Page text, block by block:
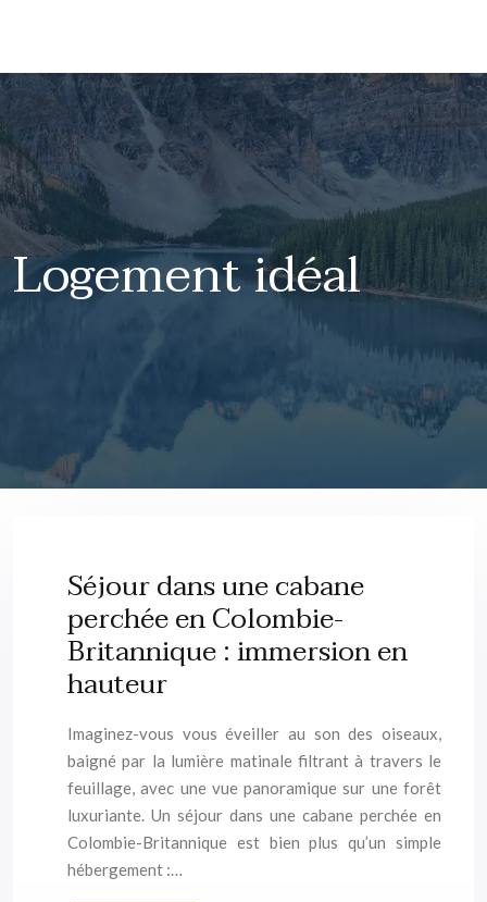
Logement idéal
Séjour dans une cabane
perchée en Colombie-
Britannique : immersion en
hauteur
Imaginez-vous vous éveiller au son des oiseaux,
baigné par la lumière matinale filtrant à travers le
feuillage, avec une vue panoramique sur une forêt
luxuriante. Un séjour dans une cabane perchée en
Colombie-Britannique est bien plus qu’un simple
hébergement :…